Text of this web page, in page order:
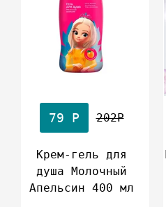
79 Р 202Р
Крем-гель для
душа Молочный
Апельсин 400 мл